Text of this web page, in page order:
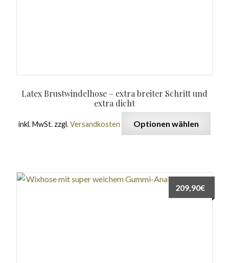
Latex Brustwindelhose – extra breiter Schritt und
extra dicht
inkl. MwSt. zzgl.Versandkosten Optionen wählen
209,90€